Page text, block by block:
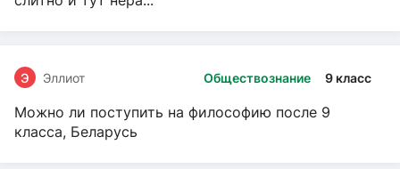
Обществознание 9 класс
Э Эллиот
Можно ли поступить на философию после 9
класса, Беларусь